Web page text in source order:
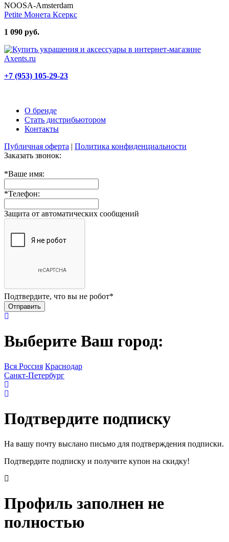
NOOSA-Amsterdam
Petite Монета Ксеркс
1 090 руб.
+7 (953) 105-29-23
О бренде
Стать дистрибьютором
Контакты
Публичная оферта | Политика конфиденциальности
Заказать звонок:
*Ваше имя:
*Телефон:
Защита от автоматических сообщений
Подтвердите, что вы не робот*
Выберите Ваш город:
Вся Россия Краснодар
Санкт-Петербург
Подтвердите подписку
На вашу почту выслано письмо для подтверждения подписки.
Подтвердите подписку и получите купон на скидку!
Профиль заполнен не
полностью